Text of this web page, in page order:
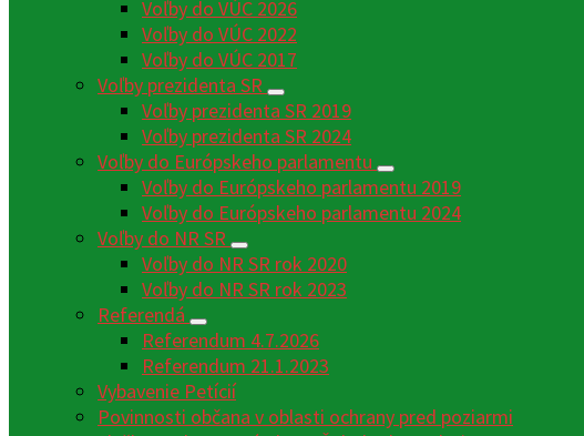
Voľby do VÚC 2026
Voľby do VÚC 2022
Voľby do VÚC 2017
Voľby prezidenta SR
Voľby prezidenta SR 2019
Voľby prezidenta SR 2024
Voľby do Európskeho parlamentu
Voľby do Európskeho parlamentu 2019
Voľby do Európskeho parlamentu 2024
Voľby do NR SR
Voľby do NR SR rok 2020
Voľby do NR SR rok 2023
Referendá
Referendum 4.7.2026
Referendum 21.1.2023
Vybavenie Petícií
Povinnosti občana v oblasti ochrany pred poziarmi